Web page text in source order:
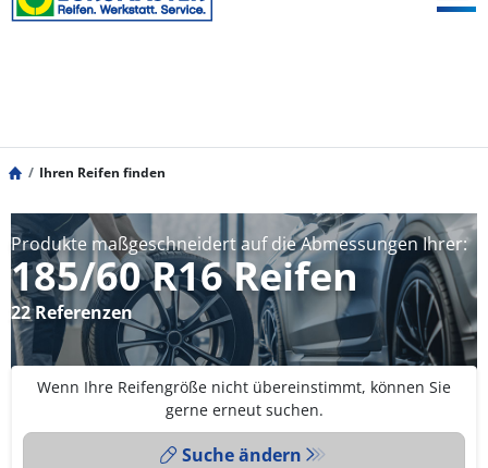
Ihren Reifen finden
Produkte maßgeschneidert auf die Abmessungen Ihrer:
185/60 R16 Reifen
22 Referenzen
Wenn Ihre Reifengröße nicht übereinstimmt, können Sie
gerne erneut suchen.
Suche ändern